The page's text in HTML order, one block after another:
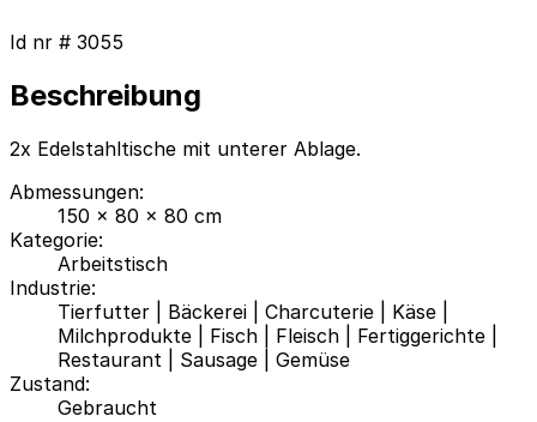
Id nr # 3055
Beschreibung
2x Edelstahltische mit unterer Ablage.
Abmessungen:
150 x 80 x 80 cm
Kategorie:
Arbeitstisch
Industrie:
Tierfutter
Bäckerei Charcuterie Käse
Milchprodukte
Fisch Fleisch Fertiggerichte
Restaurant
Sausage
Gemüse
Zustand:
Gebraucht